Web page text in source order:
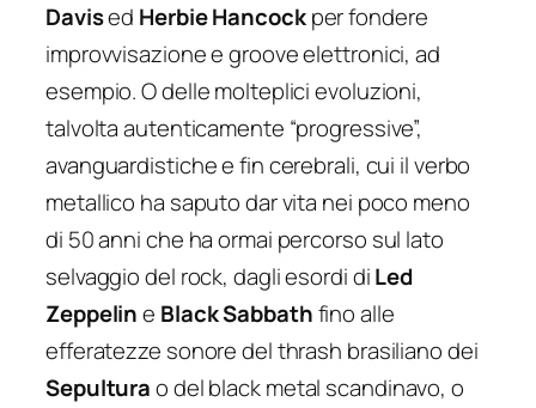
Davised Herbie Hancockper fondere
improvvisazione e groove elettronici, ad
esempio. O delle molteplici evoluzioni,
talvolta autenticamente “progressive”,
avanguardistiche e fin cerebrali, cui il verbo
metallico ha saputo dar vita nei poco meno
di 50 anni che ha ormai percorso sul lato
selvaggio del rock, dagli esordi diLed
Zeppeline Black Sabbathfino alle
efferatezze sonore del thrash brasiliano dei
Sepulturao del black metal scandinavo, o